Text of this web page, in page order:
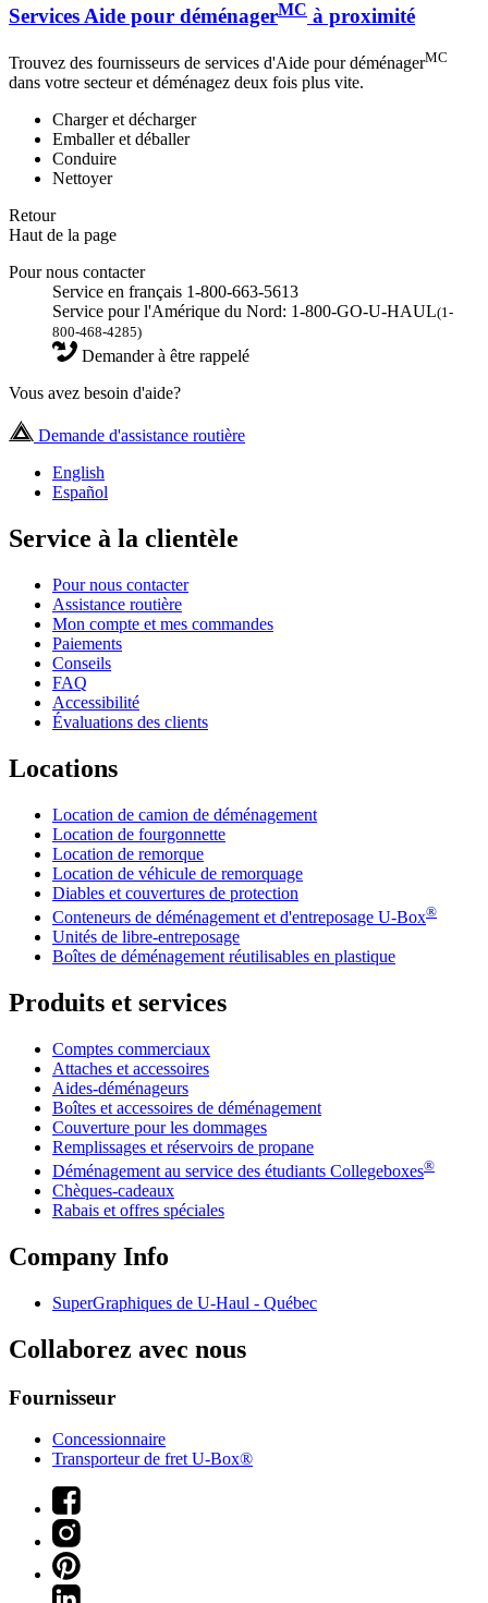
Services Aide pour déménagerMC à proximité
Trouvez des fournisseurs de services d'Aide pour déménagerMC
dans votre secteur et déménagez deux fois plus vite.
Charger et décharger
Emballer et déballer
Conduire
Nettoyer
Retour
Haut de la page
Pour nous contacter
Service en français 1-800-663-5613
Service pour l'Amérique du Nord: 1-800-GO-U-HAUL(1-
800-468-4285)
Demander à être rappelé
Vous avez besoin d'aide?
Demande d'assistance routière
English
Español
Service à la clientèle
Pour nous contacter
Assistance routière
Mon compte et mes commandes
Paiements
Conseils
FAQ
Accessibilité
Évaluations des clients
Locations
Location de camion de déménagement
Location de fourgonnette
Location de remorque
Location de véhicule de remorquage
Diables et couvertures de protection
Conteneurs de déménagement et d'entreposage U-Box®
Unités de libre-entreposage
Boîtes de déménagement réutilisables en plastique
Produits et services
Comptes commerciaux
Attaches et accessoires
Aides-déménageurs
Boîtes et accessoires de déménagement
Couverture pour les dommages
Remplissages et réservoirs de propane
Déménagement au service des étudiants Collegeboxes®
Chèques-cadeaux
Rabais et offres spéciales
Company Info
SuperGraphiques de U-Haul - Québec
Collaborez avec nous
Fournisseur
Concessionnaire
Transporteur de fret U-Box®